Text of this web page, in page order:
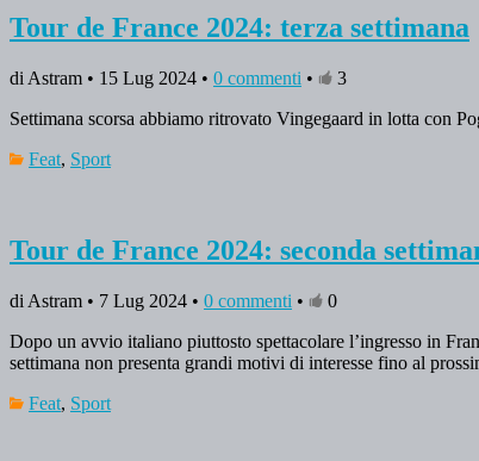
Tour de France 2024: terza settimana
di Astram • 15 Lug 2024 • 0 commenti •
3
Settimana scorsa abbiamo ritrovato Vingegaard in lotta con
Feat, Sport
Tour de France 2024: seconda
di Astram • 7 Lug 2024 • 0 commenti •
0
Dopo un avvio italiano piuttosto spettacolare l’ingresso in
settimana non presenta grandi motivi di interesse fino al
Feat, Sport